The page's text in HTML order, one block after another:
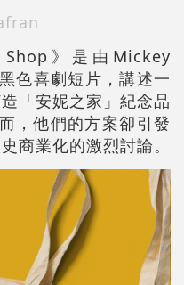
》是由Mickey
色喜劇短片，講述一
「安妮之家」紀念品
，他們的方案卻引發
商業化的激烈討論。